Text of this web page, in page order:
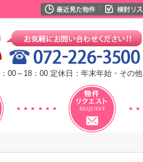
00～18：00 定休日：年末年始・その他